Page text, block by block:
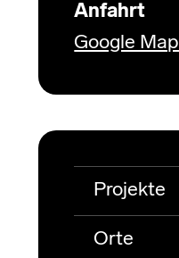
Anfahrt
Google Map
Projekte
Orte